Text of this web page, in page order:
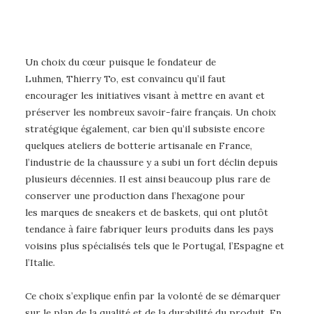
Un choix du cœur puisque le fondateur de
Luhmen, Thierry To, est convaincu qu’il faut
encourager les initiatives visant à mettre en avant et
préserver les nombreux savoir-faire français. Un choix
stratégique également, car bien qu’il subsiste encore
quelques ateliers de botterie artisanale en France,
l’industrie de la chaussure y a subi un fort déclin depuis
plusieurs décennies. Il est ainsi beaucoup plus rare de
conserver une production dans l’hexagone pour
les marques de sneakers et de baskets, qui ont plutôt
tendance à faire fabriquer leurs produits dans les pays
voisins plus spécialisés tels que le Portugal, l’Espagne et
l’Italie.
Ce choix s’explique enfin par la volonté de se démarquer